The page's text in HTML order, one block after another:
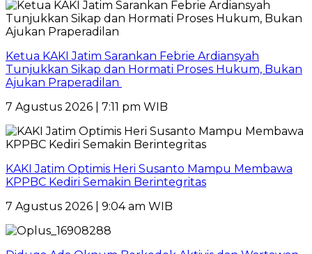
Ketua KAKI Jatim Sarankan Febrie Ardiansyah
Tunjukkan Sikap dan Hormati Proses Hukum, Bukan
Ajukan Praperadilan
7 Agustus 2026 | 7:11 pm WIB
KAKI Jatim Optimis Heri Susanto Mampu Membawa
KPPBC Kediri Semakin Berintegritas
7 Agustus 2026 | 9:04 am WIB